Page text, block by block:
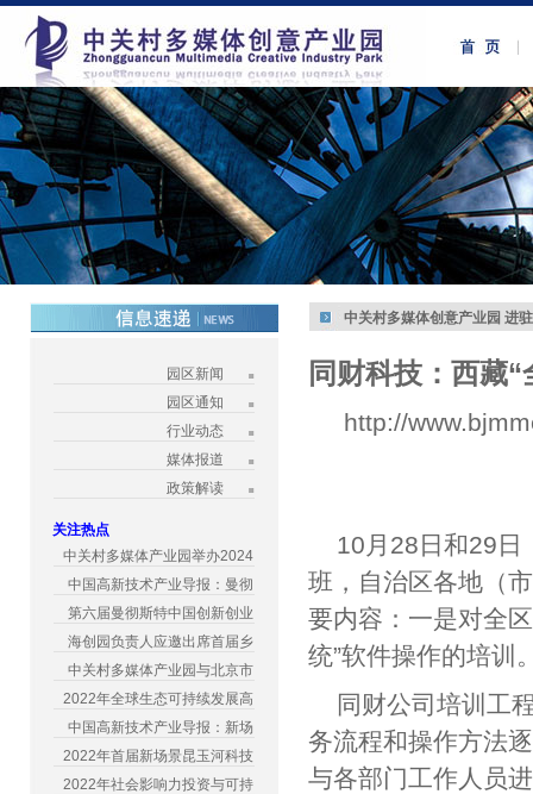
园区新闻
园区通知
行业动态
媒体报道
政策解读
关注热点
中关村多媒体产业园举办2024
中国高新技术产业导报：曼彻
第六届曼彻斯特中国创新创业
海创园负责人应邀出席首届乡
中关村多媒体产业园与北京市
2022年全球生态可持续发展高
中国高新技术产业导报：新场
2022年首届新场景昆玉河科技
2022年社会影响力投资与可持
中关村多媒体创意产业园 进
同财科技：西藏
http://
10月28日和29日
班，自治区各地（
要内容：一是对全
统”软件操作的培训
同财公司培训工
务流程和操作方法
与各部门工作人员